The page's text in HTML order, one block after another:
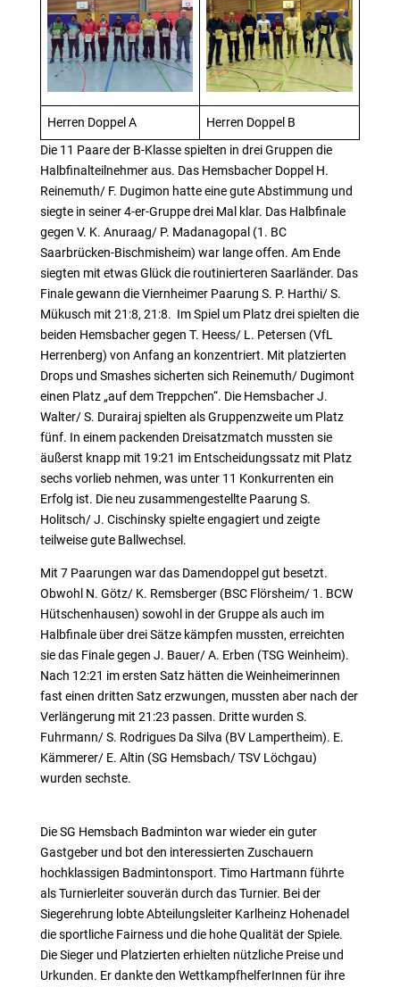
Herren Doppel A
Herren Doppel B
Die 11 Paare der B-Klasse spielten in drei Gruppen die
Halbfinalteilnehmer aus. Das Hemsbacher Doppel H.
Reinemuth/ F. Dugimon hatte eine gute Abstimmung und
siegte in seiner 4-er-Gruppe drei Mal klar. Das Halbfinale
gegen V. K. Anuraag/ P. Madanagopal (1. BC
Saarbrücken-Bischmisheim) war lange offen. Am Ende
siegten mit etwas Glück die routinierteren Saarländer. Das
Finale gewann die Viernheimer Paarung S. P. Harthi/ S.
Mükusch mit 21:8, 21:8. Im Spiel um Platz drei spielten die
beiden Hemsbacher gegen T. Heess/ L. Petersen (VfL
Herrenberg) von Anfang an konzentriert. Mit platzierten
Drops und Smashes sicherten sich Reinemuth/ Dugimont
einen Platz „auf dem Treppchen“. Die Hemsbacher J.
Walter/ S. Durairaj spielten als Gruppenzweite um Platz
fünf. In einem packenden Dreisatzmatch mussten sie
äußerst knapp mit 19:21 im Entscheidungssatz mit Platz
sechs vorlieb nehmen, was unter 11 Konkurrenten ein
Erfolg ist. Die neu zusammengestellte Paarung S.
Holitsch/ J. Cischinsky spielte engagiert und zeigte
teilweise gute Ballwechsel.
Mit 7 Paarungen war das Damendoppel gut besetzt.
Obwohl N. Götz/ K. Remsberger (BSC Flörsheim/ 1. BCW
Hütschenhausen) sowohl in der Gruppe als auch im
Halbfinale über drei Sätze kämpfen mussten, erreichten
sie das Finale gegen J. Bauer/ A. Erben (TSG Weinheim).
Nach 12:21 im ersten Satz hätten die Weinheimerinnen
fast einen dritten Satz erzwungen, mussten aber nach der
Verlängerung mit 21:23 passen. Dritte wurden S.
Fuhrmann/ S. Rodrigues Da Silva (BV Lampertheim). E.
Kämmerer/ E. Altin (SG Hemsbach/ TSV Löchgau)
wurden sechste.
Die SG Hemsbach Badminton war wieder ein guter
Gastgeber und bot den interessierten Zuschauern
hochklassigen Badmintonsport. Timo Hartmann führte
als Turnierleiter souverän durch das Turnier. Bei der
Siegerehrung lobte Abteilungsleiter Karlheinz Hohenadel
die sportliche Fairness und die hohe Qualität der Spiele.
Die Sieger und Platzierten erhielten nützliche Preise und
Urkunden. Er dankte den WettkampfhelferInnen für ihre